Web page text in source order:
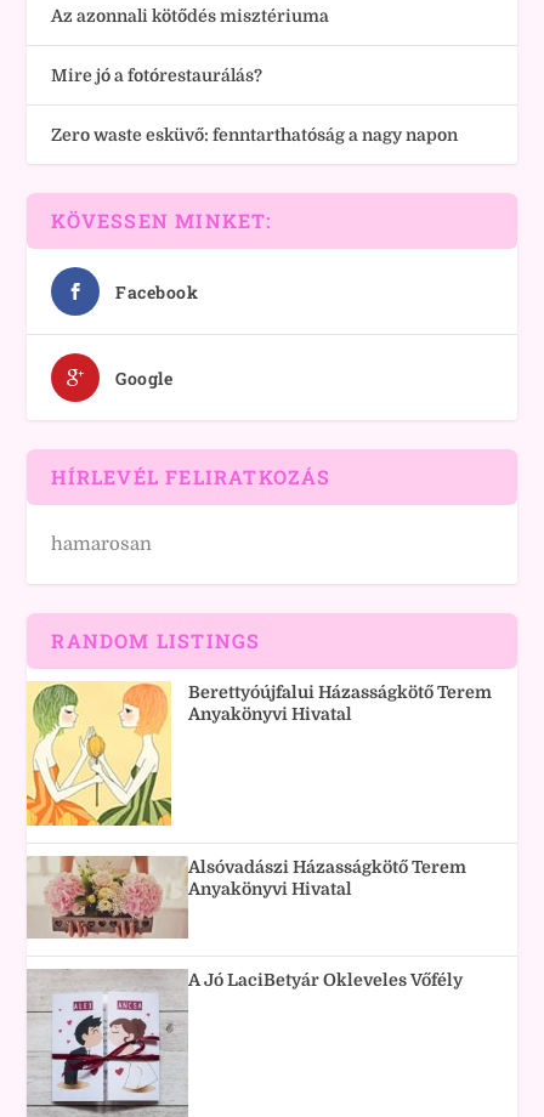
Az azonnali kötődés misztériuma
Mire jó a fotórestaurálás?
Zero waste esküvő: fenntarthatóság a nagy napon
KÖVESSEN MINKET:
Facebook
Google
HÍRLEVÉL FELIRATKOZÁS
hamarosan
RANDOM LISTINGS
Berettyóújfalui Házasságkötő Terem
Anyakönyvi Hivatal
Alsóvadászi Házasságkötő Terem
Anyakönyvi Hivatal
A Jó LaciBetyár Okleveles Vőfély